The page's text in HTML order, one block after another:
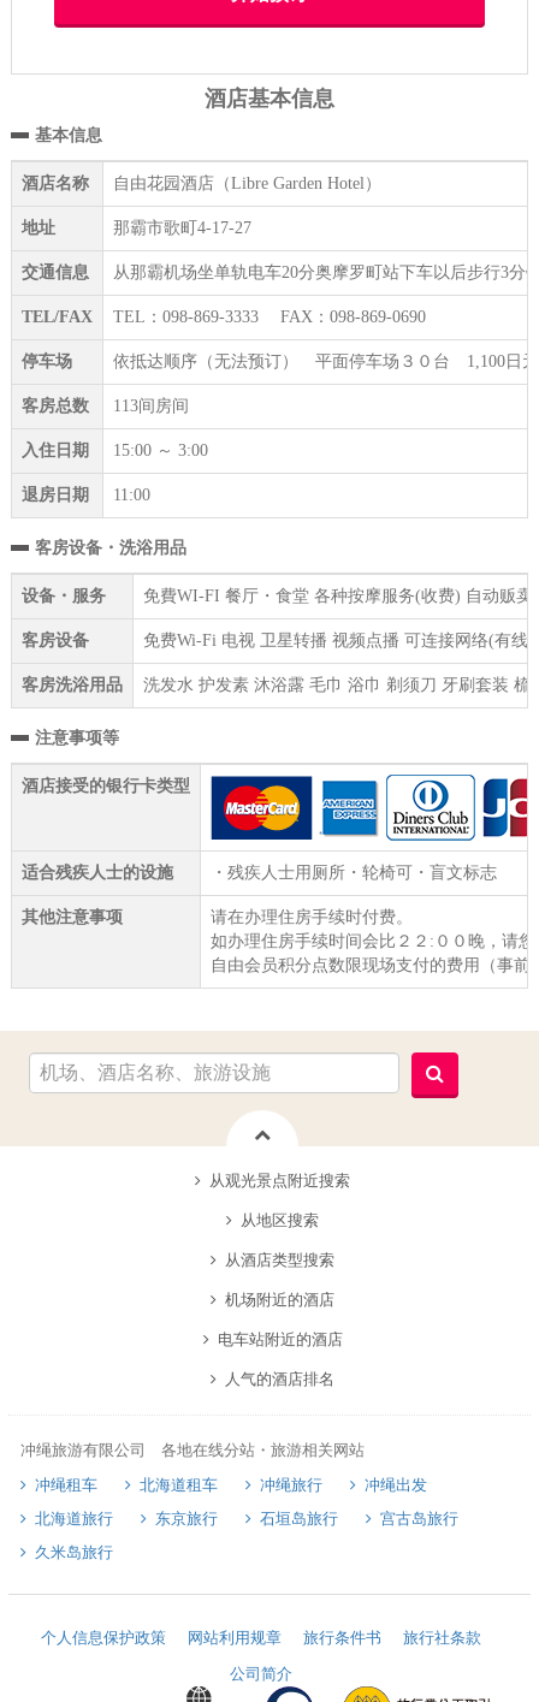
酒店基本信息
基本信息
酒店名称 自由花园酒店（Libre Garden Hotel）
地址 那霸市歌町4-17-27
交通信息 从那霸机场坐单轨电车20分奥摩罗町站下车以后步行3分
TEL/FAX TEL：098-869-3333 FAX：098-869-0690
停车场 依抵达顺序（无法预订） 平面停车场３０台 1,100日元
客房总数 113间房间
入住日期 15:00 ～ 3:00
退房日期 11:00
客房设备・洗浴用品
设备・服务 免費WI-FI 餐厅・食堂 各种按摩服务(收费) 自动贩
客房设备 免费Wi-Fi 电视 卫星转播 视频点播 可连接网络(有
客房洗浴用品 洗发水 护发素 沐浴露 毛巾 浴巾 剃须刀 牙刷套装 梳
注意事项等
酒店接受的银行卡类型
适合残疾人士的设施 ・残疾人士用厕所・轮椅可・盲文标志
其他注意事项
请在办理住房手续时付费。
如办理住房手续时间会比２２:００晚，请
自由会员积分点数限现场支付的费用（事
从观光景点附近搜索
从地区搜索
从酒店类型搜索
机场附近的酒店
电车站附近的酒店
人气的酒店排名
冲绳旅游有限公司 各地在线分站・旅游相关网站
冲绳租车
北海道租车 冲绳旅行
冲绳出发
北海道旅行
东京旅行 石垣岛旅行
宫古岛旅行
久米岛旅行
个人信息保护政策 网站利用规章 旅行条件书
旅行社条款
公司简介